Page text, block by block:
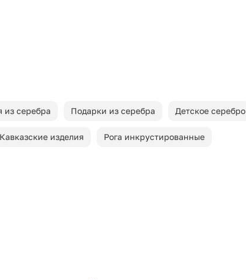
из серебра Подарки из серебра Детское серебро
Кавказские изделия Рога инкрустированные